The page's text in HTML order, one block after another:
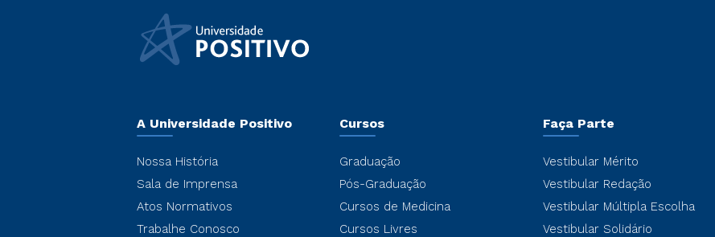
A Universidade Positivo
Nossa História
Sala de Imprensa
Atos Normativos
Trabalhe Conosco
Cursos
Graduação
Pós-Graduação
Cursos de Medicina
Cursos Livres
Faça Parte
Vestibular Mérito
Vestibular Redação
Vestibular Múltipla Escolha
Vestibular Solidário